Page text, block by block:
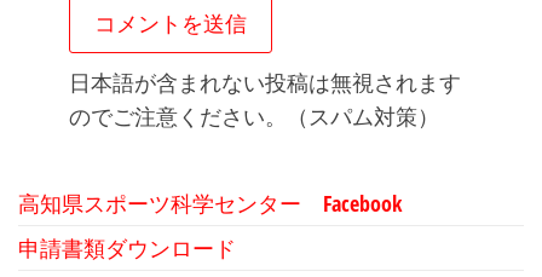
日本語が含まれない投稿は無視されます
のでご注意ください。（スパム対策）
高知県スポーツ科学センター Facebook
申請書類ダウンロード